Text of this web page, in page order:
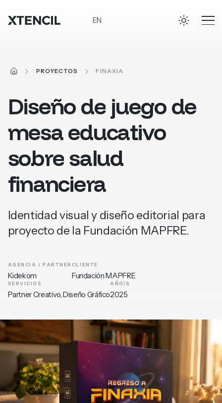
EN
INICIO PROYECTOS FINAXIA
Diseñode juegode
mesaeducativo
sobresalud
financiera
Identidad visual y diseño editorial para
proyecto de la Fundación MAPFRE.
AGENCIA / PARTNER
Kidekom
CLIENTE
Fundación MAPFRE
SERVICIOS
Partner Creativo, Diseño Gráfico
AÑO/S
2025